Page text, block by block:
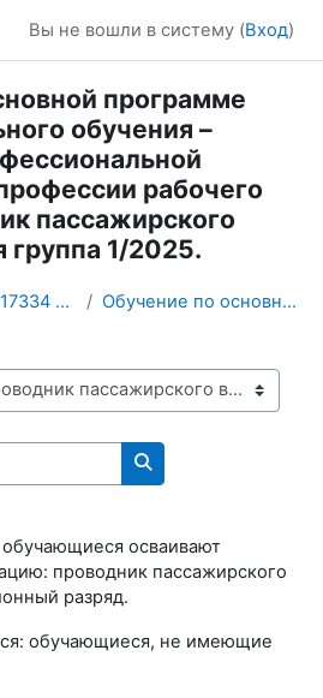
Вы не вошли в систему (Вход)
программе
обучения –
рабочего
пассажирского
группа 1/2025.
Профессия 17334 Проводник пассажирского вагона Обучение по основной программе профессионального о...
Поиск курса
осваивают
проводник пассажирского
разряд.
обучающиеся, не имеющие